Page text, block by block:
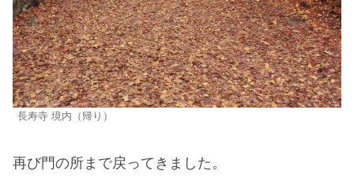
長寿寺 境内（帰り）
再び門の所まで戻ってきました。